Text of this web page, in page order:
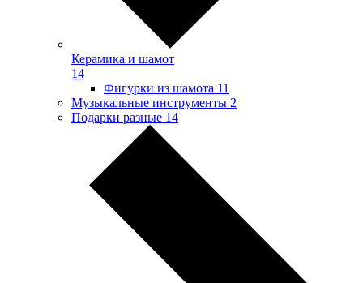
Керамика и шамот
14
Фигурки из шамота 11
Музыкальные инструменты 2
Подарки разные 14